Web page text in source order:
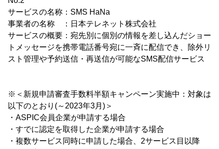
サービスの名称：SMS HaNa
事業者の名称 ：日本テレネット株式会社
サービスの概要：宛先別に個別の情報を差し込んだショー
トメッセージを携帯電話番号宛に一斉に配信でき、除外リ
スト管理や予約送信・再送信が可能なSMS配信サービス
※＜新規申請審査手数料半額キャンペーン実施中：対象は
以下のとおり(～2023年3月)＞
・ASPIC会員企業が申請する場合
・すでに認定を取得した企業が申請する場合
・複数サービス同時に申請した場合、2サービス目以降